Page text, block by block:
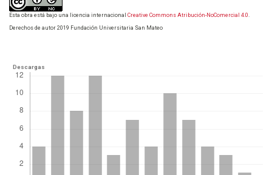
Esta obra está bajo una licencia internacional Creative Commons Atribución-NoComercial 4.0.
Derechos de autor 2019 Fundación Universitaria San Mateo
Descargas